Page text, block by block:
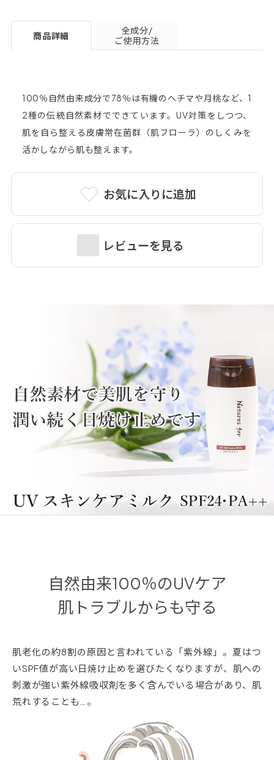
お気に入りに追加
レビューを見る
詳細はこちら＞
商品詳細
全成分/
ご使用方法
100％自然由来成分で78％は有機のヘチマや月桃など、1
2種の伝統自然素材でできています。UV対策をしつつ、
肌を自ら整える皮膚常在菌群（肌フローラ）のしくみを
活かしながら肌も整えます。
自然由来100％のUVケア
肌トラブルからも守る
肌老化の約8割の原因と言われている「紫外線」。夏はつ
いSPF値が高い日焼け止めを選びたくなりますが、肌への
刺激が強い紫外線吸収剤を多く含んでいる場合があり、肌
荒れすることも…。